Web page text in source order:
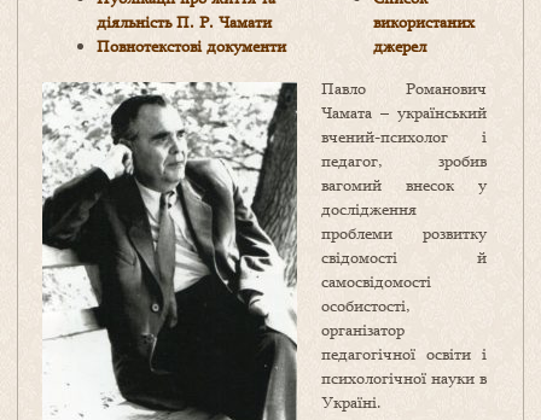
діяльність П. Р. Чамати
Повнотекстові документи
використаних
джерел
Павло Романович
Чамата – український
вчений-психолог і
педагог, зробив
вагомий внесок у
дослідження
проблеми розвитку
свідомості й
самосвідомості
особистості,
організатор
педагогічної освіти і
психологічної науки в
Україні.